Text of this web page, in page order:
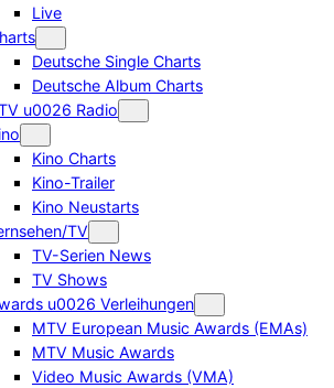
Live
Deutsche Single Charts
Deutsche Album Charts
u0026 Radio
Kino Charts
Kino-Trailer
Kino Neustarts
TV
TV-Serien News
TV Shows
u0026 Verleihungen
MTV European Music Awards (EMAs)
MTV Music Awards
Video Music Awards (VMA)